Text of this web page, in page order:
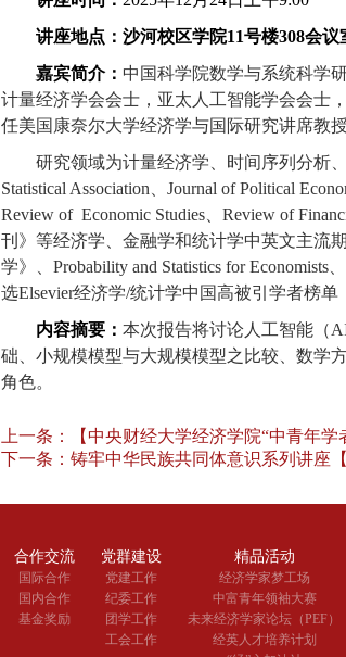
讲座地点： 沙河校区学院11号楼308会议
嘉宾简介： 中国科学院数学与系统科学
计量经济学会会士，亚太人工智能学会会士
任美国康奈尔大学经济学与国际研究讲席教
研究领域为计量经济学、时间序列分析
Statistical Association
Journal of Political
Review of Economic Studies
Review of
刊》等经济学、金融学和统计学中英文主流
学》、 Probability and Statistics for Economists
选Elsevier经济学/统计学中国高被引学者榜单
内容摘要： 本次报告将讨论人工智能（
础、小规模模型与大规模模型之比较、数学
角色。
上一条：
【中央财经大学经济学院“中青年
下一条： 铸牢中华民族共同体意识系列讲座
合作交流
国际合作
国内合作
基金奖励
党群建设
党建工作
纪委工作
团学工作
工会工作
精品活动
经济学家梦工场
中富青年领袖大赛
未来经济学家论坛（PEF）
经英人才培养计划